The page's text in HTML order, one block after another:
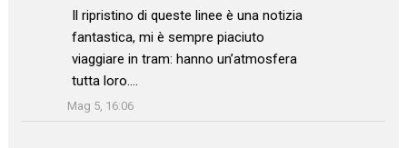
: “Il ripristino di queste linee è una notizia
fantastica, mi è sempre piaciuto
viaggiare in tram: hanno un’atmosfera
tutta loro.…
Mag 5, 16:06